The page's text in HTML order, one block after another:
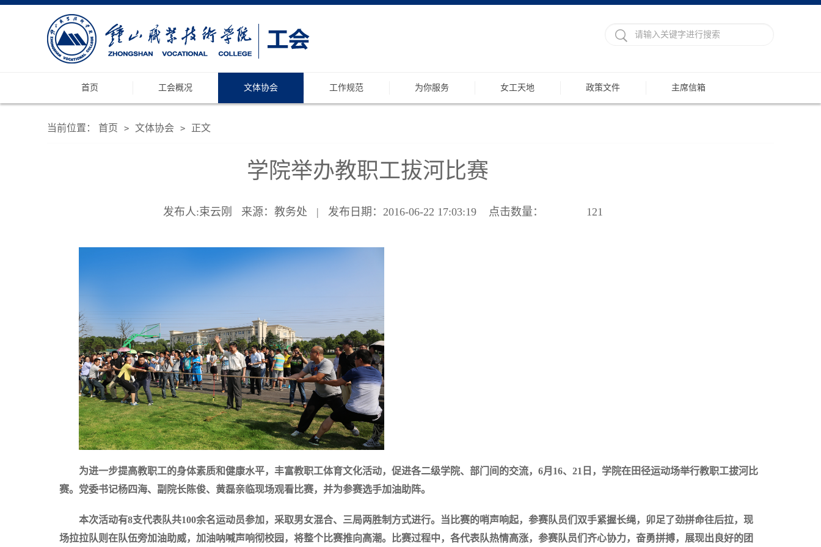
首页 工会概况 文体协会 工作规范 为你服务 女工天地 政策文件 主席信箱
当前位置： 首页 > 文体协会 > 正文
学院举办教职工拔河比赛
发布人:束云刚 来源：教务处 | 发布日期：2016-06-22 17:03:19 点击数量： 121
为进一步提高教职工的身体素质和健康水平，丰富教职工体育文化活动，促进各二级学院、部门间的交流，6月16、21日，学院在田径运动场举行教职工拔河比
赛。党委书记杨四海、副院长陈俊、黄磊亲临现场观看比赛，并为参赛选手加油助阵。
本次活动有8支代表队共100余名运动员参加，采取男女混合、三局两胜制方式进行。当比赛的哨声响起，参赛队员们双手紧握长绳，卯足了劲拼命往后拉，现
场拉拉队则在队伍旁加油助威，加油呐喊声响彻校园，将整个比赛推向高潮。比赛过程中，各代表队热情高涨，参赛队员们齐心协力，奋勇拼搏，展现出良好的团